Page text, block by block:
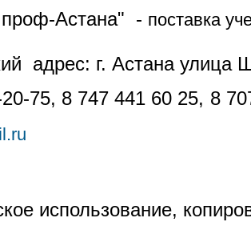
Астана" - поставка
адрес: г. Астана
75, 8 747 441 60 25, 8
использование,